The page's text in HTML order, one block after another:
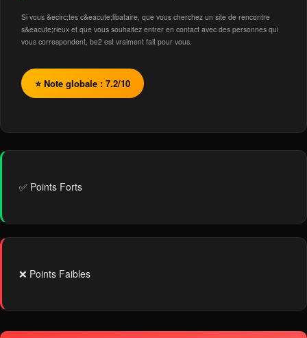
Si vous &ecirc;tes c&eacute;libataire, que vous cherchez un site de rencontre
s&eacute;rieux et que vous souhaitez entrer en contact avec des personnes qui
vous correspondent, be2 est vraiment fait pour vous.
⭐ Note globale : 7.2/10
✅ Points Forts
❌ Points Faibles